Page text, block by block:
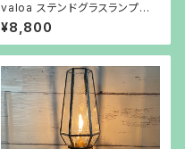
valoa ステンドグラスランプシェ
ード
¥8,800